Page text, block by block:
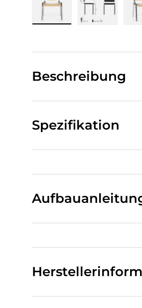
Beschreibung
Spezifikation